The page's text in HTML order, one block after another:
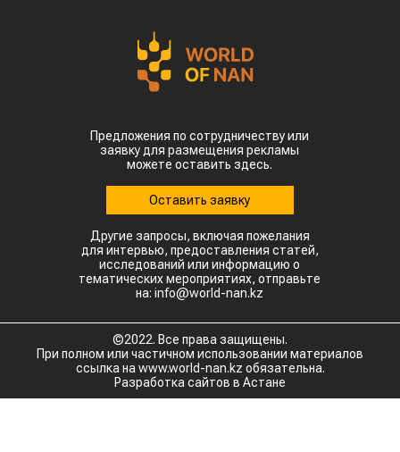
Предложения по сотрудничеству или
заявку для размещения рекламы
можете оставить здесь.
Оставить заявку
Другие запросы, включая пожелания
для интервью, предоставления статей,
исследований или информацию о
тематических мероприятиях, отправьте
на: info@world-nan.kz
©2022. Все права защищены.
При полном или частичном использовании материалов
ссылка на www.world-nan.kz обязательна.
Разработка сайтов в Астане